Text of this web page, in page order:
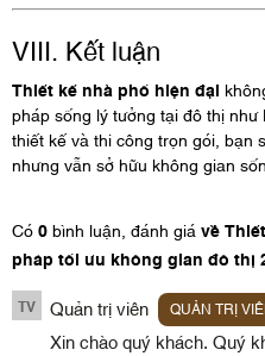
VIII. Kết luận
Thiết kế nhà phố hiện đại
pháp sống lý tưởng tại đô thị
thiết kế và thi công trọn gói, bạn
nhưng vẫn sở hữu không gian
Có 0 bình luận, đánh giá về
pháp tối ưu không gian đô thị
TV Quản trị viên QUẢN TRỊ
Xin chào quý khách. Quý